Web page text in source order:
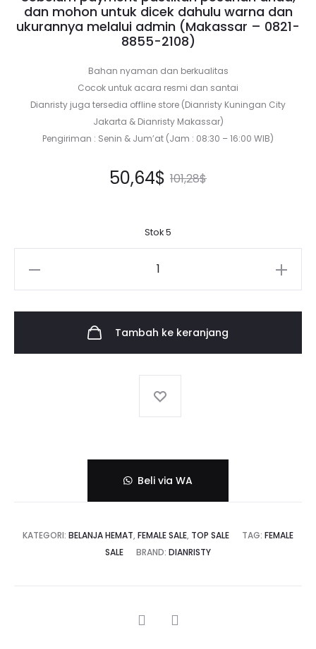
dan mohon untuk dicek dahulu warna dan
ukurannya melalui admin (Makassar – 0821-
8855-2108)
Bahan nyaman dan berkualitas
Cocok untuk acara resmi dan santai
Dianristy juga tersedia offline store (Dianristy Kuningan City
Jakarta & Dianristy Makassar)
Pengiriman : Senin & Jum’at (Jam : 08:30 – 16:00 WIB)
101,28$
Harga
adalah:
101,28$.
50,64$
ini
50,64$.
Stok 5
Tambah ke keranjang
Beli via WA
KATEGORI: BELANJA HEMAT, FEMALE SALE, TOP SALE TAG: FEMALE
SALE
BRAND: DIANRISTY
SHARE